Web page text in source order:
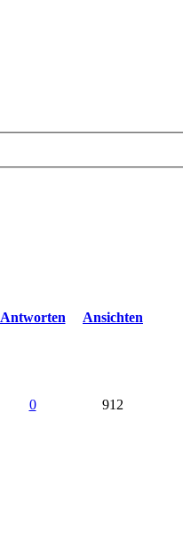
Antworten Ansichten
0 912